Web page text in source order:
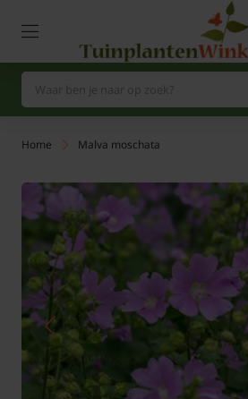
Home Malva moschata